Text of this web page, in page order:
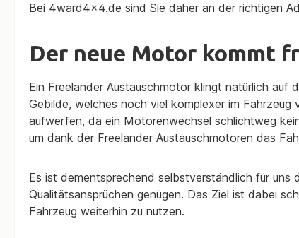
Bei 4ward4x4.de sind Sie daher an der richtigen
Der neue Motor kommt
Ein Freelander Austauschmotor klingt natürlich auf
Gebilde, welches noch viel komplexer im
aufwerfen, da ein Motorenwechsel schlichtweg
um dank der Freelander Austauschmotoren das
Es ist dementsprechend selbstverständlich für
Qualitätsansprüchen genügen. Das Ziel ist dabei
Fahrzeug weiterhin zu nutzen.